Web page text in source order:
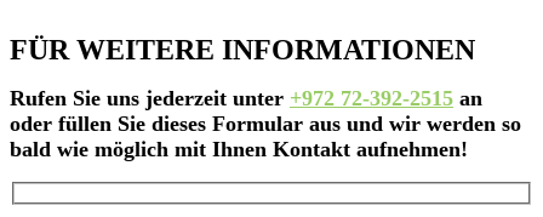
FÜR WEITERE INFORMATIONEN
Rufen Sie uns jederzeit unter +972 72-392-2515 an
oder füllen Sie dieses Formular aus und wir werden so
bald wie möglich mit Ihnen Kontakt aufnehmen!